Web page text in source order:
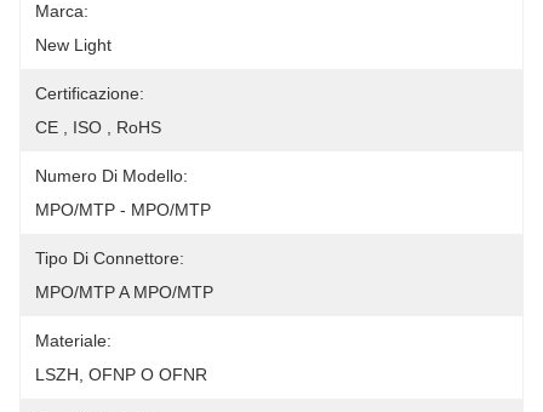
Marca:
New Light
Certificazione:
CE , ISO , RoHS
Numero Di Modello:
MPO/MTP - MPO/MTP
Tipo Di Connettore:
MPO/MTP A MPO/MTP
Materiale:
LSZH, OFNP O OFNR